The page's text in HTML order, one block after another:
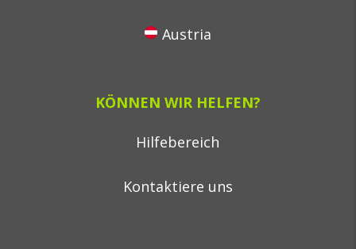
Austria
KÖNNEN WIR HELFEN?
Hilfebereich
Kontaktiere uns